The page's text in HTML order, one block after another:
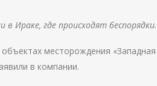
Ираке, где происходят беспорядки.
месторождения «Западная
в компании.